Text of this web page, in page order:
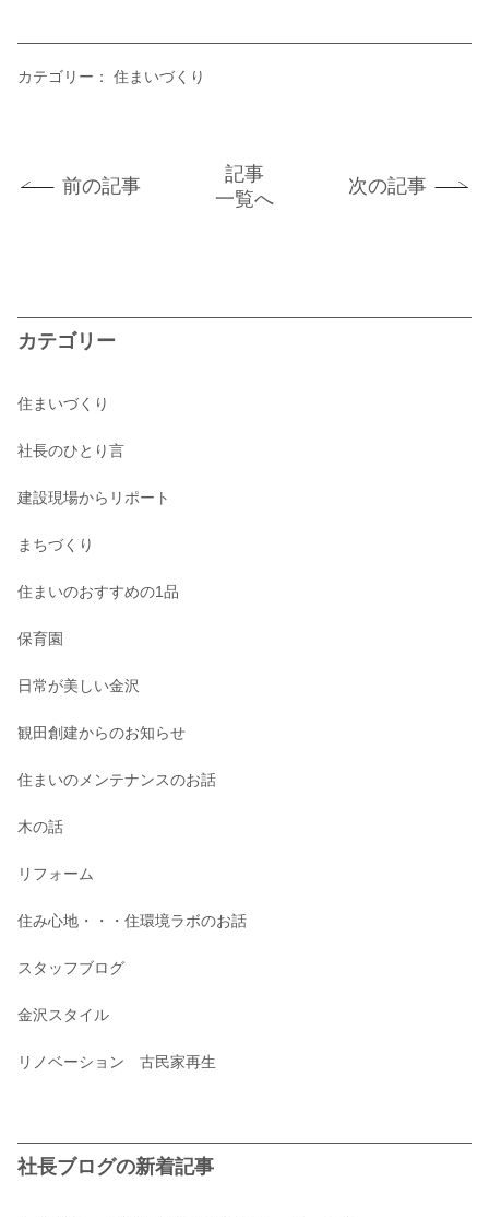
カテゴリー： 住まいづくり
前の記事
記事
一覧へ
次の記事
カテゴリー
住まいづくり
社長のひとり言
建設現場からリポート
まちづくり
住まいのおすすめの1品
保育園
日常が美しい金沢
観田創建からのお知らせ
住まいのメンテナンスのお話
木の話
リフォーム
住み心地・・・住環境ラボのお話
スタッフブログ
金沢スタイル
リノベーション 古民家再生
社長ブログの新着記事